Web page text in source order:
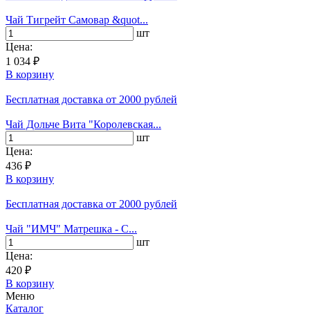
Чай Тигрейт Самовар &quot...
шт
Цена:
1 034 ₽
В корзину
Бесплатная доставка от 2000 рублей
Чай Дольче Вита "Королевская...
шт
Цена:
436 ₽
В корзину
Бесплатная доставка от 2000 рублей
Чай "ИМЧ" Матрешка - C...
шт
Цена:
420 ₽
В корзину
Меню
Каталог